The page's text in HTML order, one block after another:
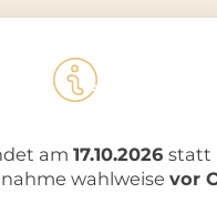
am 17.10.2026 statt
wahlweise vor